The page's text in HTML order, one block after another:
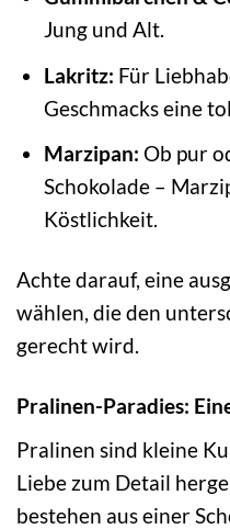
Jung und Alt.
Lakritz: Für
Geschmacks eine
Marzipan: Ob pur
Schokolade –
Köstlichkeit.
Achte darauf, eine
wählen, die den
gerecht wird.
Pralinen-Paradies:
Pralinen sind kleine
Liebe zum Detail
bestehen aus einer